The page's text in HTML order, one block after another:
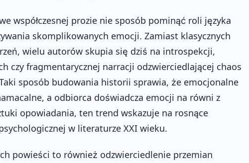
współczesnej prozie nie sposób pominąć roli języka
skomplikowanych emocji. Zamiast klasycznych
wielu autorów skupia się dziś na introspekcji,
czy fragmentarycznej narracji odzwierciedlającej chaos
sposób budowania historii sprawia, że emocjonalne
a odbiorca doświadcza emocji na równi z
opowiadania, ten trend wskazuje na rosnące
w literaturze XXI wieku.
powieści to również odzwierciedlenie przemian